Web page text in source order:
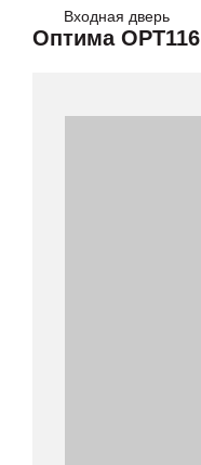
Входная дверь
Оптима OPT116